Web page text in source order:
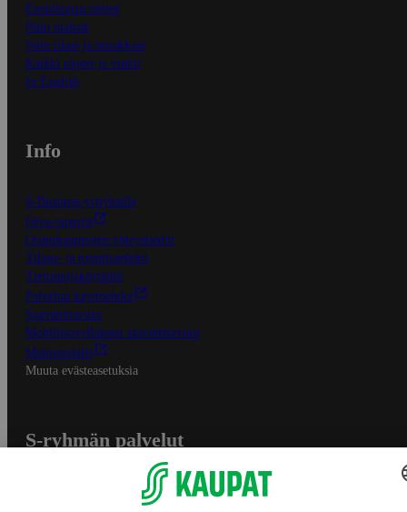
Ensitilaajan ohjeet
Näin maksat
Näin tilaat ja muokkaat
Kaikki ohjeet ja vinkit
In English
Info
S-Business yrityksille
Oiva-raportit
Osuuskauppojen yhteystiedot
Tilaus- ja toimitusehdot
Tietosuojakäytäntö
Palvelun käyttöehdot
Saavutettavuus
Mobiilisovelluksen saavutettavuus
Mainostajalle
Muuta evästeasetuksia
S-ryhmän palvelut